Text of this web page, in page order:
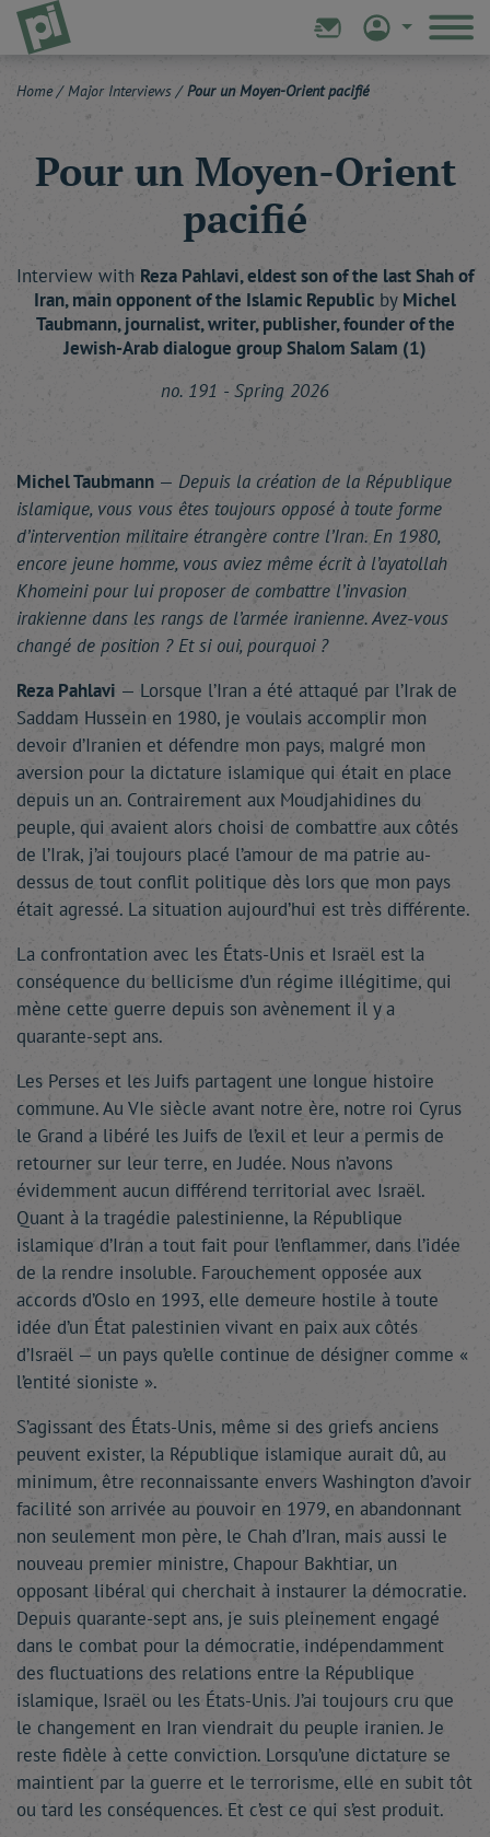
Home / Major Interviews / Pour un Moyen-Orient pacifié
Pour un Moyen-Orient
pacifié
Interview with Reza Pahlavi, eldest son of the last Shah of
Iran, main opponent of the Islamic Republic by Michel
Taubmann, journalist, writer, publisher, founder of the
Jewish-Arab dialogue group Shalom Salam (1)
no. 191 - Spring 2026
Michel Taubmann — Depuis la création de la République
islamique, vous vous êtes toujours opposé à toute forme
d’intervention militaire étrangère contre l’Iran. En 1980,
encore jeune homme, vous aviez même écrit à l’ayatollah
Khomeini pour lui proposer de combattre l’invasion
irakienne dans les rangs de l’armée iranienne. Avez-vous
changé de position ? Et si oui, pourquoi ?
Reza Pahlavi — Lorsque l’Iran a été attaqué par l’Irak de
Saddam Hussein en 1980, je voulais accomplir mon
devoir d’Iranien et défendre mon pays, malgré mon
aversion pour la dictature islamique qui était en place
depuis un an. Contrairement aux Moudjahidines du
peuple, qui avaient alors choisi de combattre aux côtés
de l’Irak, j’ai toujours placé l’amour de ma patrie au-
dessus de tout conflit politique dès lors que mon pays
était agressé. La situation aujourd’hui est très différente.
La confrontation avec les États-Unis et Israël est la
conséquence du bellicisme d’un régime illégitime, qui
mène cette guerre depuis son avènement il y a
quarante-sept ans.
Les Perses et les Juifs partagent une longue histoire
commune. Au VIe siècle avant notre ère, notre roi Cyrus
le Grand a libéré les Juifs de l’exil et leur a permis de
retourner sur leur terre, en Judée. Nous n’avons
évidemment aucun différend territorial avec Israël.
Quant à la tragédie palestinienne, la République
islamique d’Iran a tout fait pour l’enflammer, dans l’idée
de la rendre insoluble. Farouchement opposée aux
accords d’Oslo en 1993, elle demeure hostile à toute
idée d’un État palestinien vivant en paix aux côtés
d’Israël — un pays qu’elle continue de désigner comme «
l’entité sioniste ».
S’agissant des États-Unis, même si des griefs anciens
peuvent exister, la République islamique aurait dû, au
minimum, être reconnaissante envers Washington d’avoir
facilité son arrivée au pouvoir en 1979, en abandonnant
non seulement mon père, le Chah d’Iran, mais aussi le
nouveau premier ministre, Chapour Bakhtiar, un
opposant libéral qui cherchait à instaurer la démocratie.
Depuis quarante-sept ans, je suis pleinement engagé
dans le combat pour la démocratie, indépendamment
des fluctuations des relations entre la République
islamique, Israël ou les États-Unis. J’ai toujours cru que
le changement en Iran viendrait du peuple iranien. Je
reste fidèle à cette conviction. Lorsqu’une dictature se
maintient par la guerre et le terrorisme, elle en subit tôt
ou tard les conséquences. Et c’est ce qui s’est produit.